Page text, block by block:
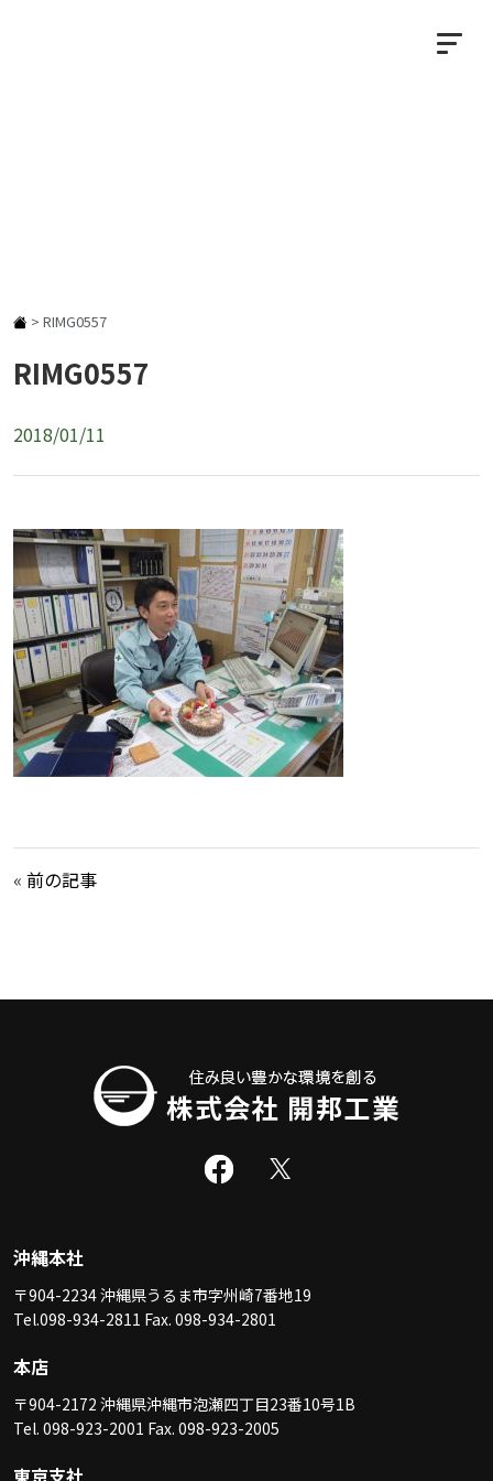
> RIMG0557
RIMG0557
2018/01/11
« 前の記事
沖縄本社
〒904-2234 沖縄県うるま市字州崎7番地19
Tel.098-934-2811 Fax. 098-934-2801
本店
〒904-2172 沖縄県沖縄市泡瀬四丁目23番10号1B
Tel. 098-923-2001 Fax. 098-923-2005
東京支社